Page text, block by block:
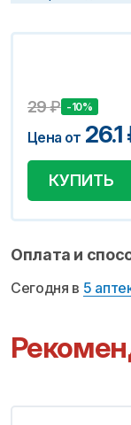
29₽ -10%
Цена от 26.1
КУПИТЬ
Оплата и
Сегодня в 5